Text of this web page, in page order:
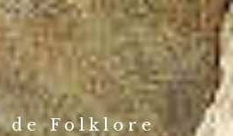
de Folklore